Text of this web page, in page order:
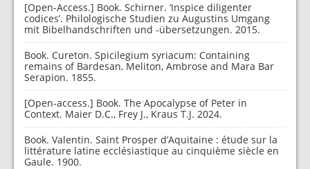
[Open-Access.] Book. Schirner. ‘Inspice diligenter
codices’. Philologische Studien zu Augustins Umgang
mit Bibelhandschriften und -übersetzungen. 2015.
Book. Cureton. Spicilegium syriacum: Containing
remains of Bardesan, Meliton, Ambrose and Mara Bar
Serapion. 1855.
[Open-access.] Book. The Apocalypse of Peter in
Context. Maier D.C., Frey J., Kraus T.J. 2024.
Book. Valentin. Saint Prosper d’Aquitaine : étude sur la
littérature latine ecclésiastique au cinquième siècle en
Gaule. 1900.